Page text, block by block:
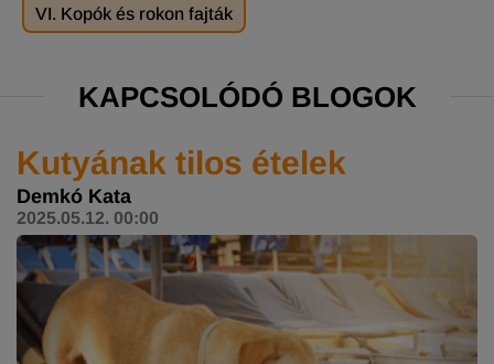
VI. Kopók és rokon fajták
KAPCSOLÓDÓ BLOGOK
Kutyának tilos ételek
Demkó Kata
2025.05.12. 00:00